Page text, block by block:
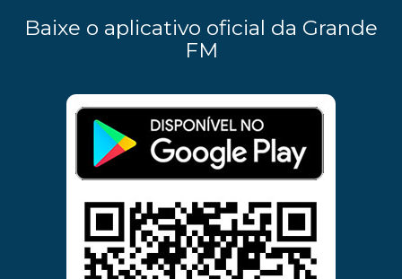
Baixe o aplicativo oficial da Grande
FM